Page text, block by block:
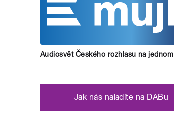
Audiosvět Českého rozhlasu na
Jak nás naladíte na DABu